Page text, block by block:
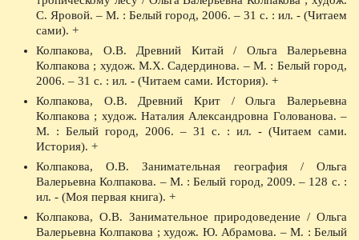
С. Яровой. – М. : Белый город, 2006. – 31 с. : ил. - (Читаем
сами). +
Колпакова, О.В. Древний Китай / Ольга Валерьевна
Колпакова ; худож. М.Х. Садердинова. – М. : Белый город,
2006. – 31 с. : ил. - (Читаем сами. История). +
Колпакова, О.В. Древний Крит / Ольга Валерьевна
Колпакова ; худож. Наталия Александровна Голованова. –
М. : Белый город, 2006. – 31 с. : ил. - (Читаем сами.
История). +
Колпакова, О.В. Занимательная география / Ольга
Валерьевна Колпакова. – М. : Белый город, 2009. – 128 с. :
ил. - (Моя первая книга). +
Колпакова, О.В. Занимательное природоведение / Ольга
Валерьевна Колпакова ; худож. Ю. Абрамова. – М. : Белый